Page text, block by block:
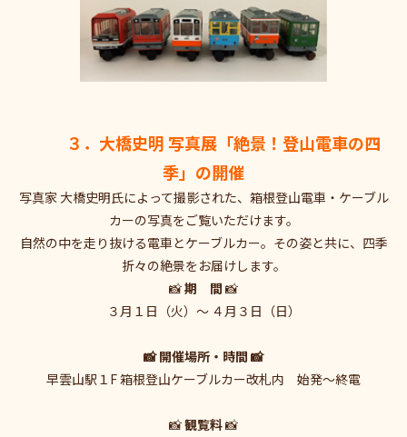
３．大橋史明 写真展「絶景！登山電車の四
季」の開催
写真家 大橋史明氏によって撮影された、箱根登山電車・ケーブル
カーの写真をご覧いただけます。
自然の中を走り抜ける電車とケーブルカー。その姿と共に、四季
折々の絶景をお届けします。
📸期 間 📸
３月１日（火）～ ４月３日（日）
📸 開催場所・時間 📸
早雲山駅１F 箱根登山ケーブルカー改札内 始発～終電
📸観覧料📸